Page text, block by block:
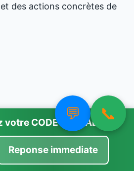
des actions concrètes de
💬 📞
votre CODE POSTAL
Reponse immediate